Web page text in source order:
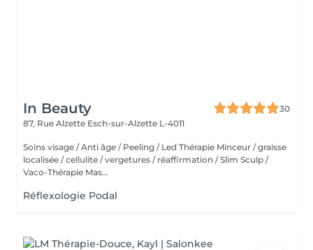
In Beauty
30
87, Rue Alzette Esch-sur-Alzette L-4011
Soins visage / Anti âge / Peeling / Led Thérapie Minceur / graisse
localisée / cellulite / vergetures / réaffirmation / Slim Sculp /
Vaco-Thérapie Mas...
Réflexologie Podal